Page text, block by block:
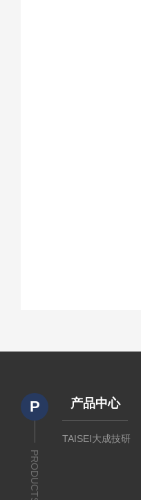
P
PRODUCTS
产品中心
TAISEI大成技研